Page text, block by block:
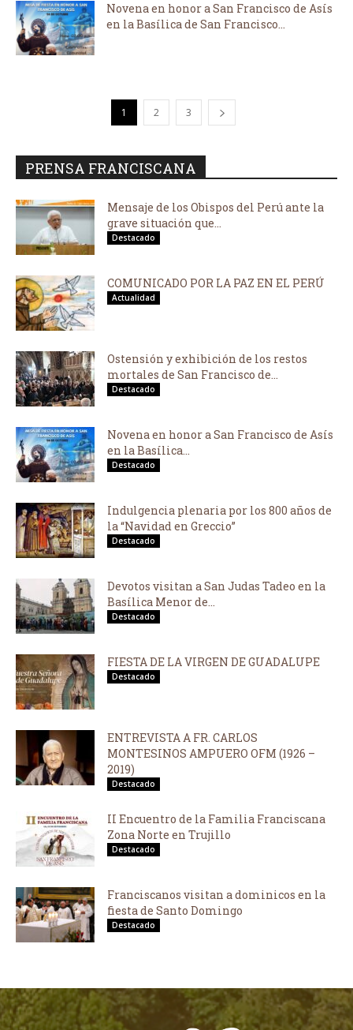
Novena en honor a San Francisco de Asís
en la Basílica de San Francisco...
1 2 3
PRENSA FRANCISCANA
Mensaje de los Obispos del Perú ante la
grave situación que...
Destacado
COMUNICADO POR LA PAZ EN EL PERÚ
Actualidad
Ostensión y exhibición de los restos
mortales de San Francisco de...
Destacado
Novena en honor a San Francisco de Asís
en la Basílica...
Destacado
Indulgencia plenaria por los 800 años de
la “Navidad en Greccio”
Destacado
Devotos visitan a San Judas Tadeo en la
Basílica Menor de...
Destacado
FIESTA DE LA VIRGEN DE GUADALUPE
Destacado
ENTREVISTA A FR. CARLOS
MONTESINOS AMPUERO OFM (1926 –
2019)
Destacado
II Encuentro de la Familia Franciscana
Zona Norte en Trujillo
Destacado
Franciscanos visitan a dominicos en la
fiesta de Santo Domingo
Destacado